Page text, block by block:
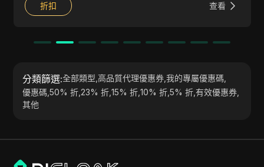
折扣 查看
分類篩選:全部類型 ,高品質代理優惠券 ,我的專屬優惠碼
優惠碼 ,50% 折 23% 折 ,15% 折 ,10% 折 ,5% 折 ,有效優惠券
其他